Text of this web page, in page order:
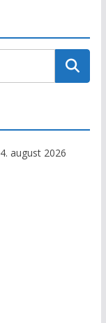
4. august 2026